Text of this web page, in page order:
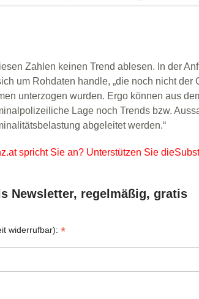
Zahlen keinen Trend ablesen. In der
um Rohdaten handle, „die noch nicht der
unterzogen wurden. Ergo können aus
Lage noch Trends bzw.
abgeleitet werden.“
spricht Sie an? Unterstützen Sie
Newsletter, regelmäßig, gratis
widerrufbar):*